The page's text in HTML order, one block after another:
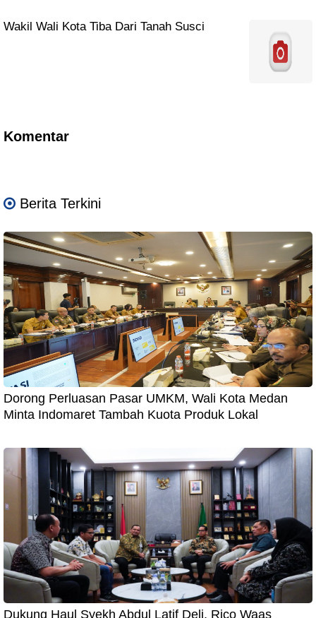
Wakil Wali Kota Tiba Dari Tanah Susci
Komentar
Berita Terkini
Dorong Perluasan Pasar UMKM, Wali Kota Medan
Minta Indomaret Tambah Kuota Produk Lokal
Dukung Haul Syekh Abdul Latif Deli, Rico Waas